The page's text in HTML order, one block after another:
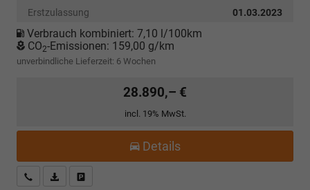
Erstzulassung
01.03.2023
Verbrauch kombiniert: 7,10 l/100km
CO2-Emissionen: 159,00 g/km
unverbindliche Lieferzeit: 6 Wochen
28.890,– €
incl. 19% MwSt.
Details
Kostenloser Rückruf-Service
PDF-Datei, Fahrzeugexposé drucken